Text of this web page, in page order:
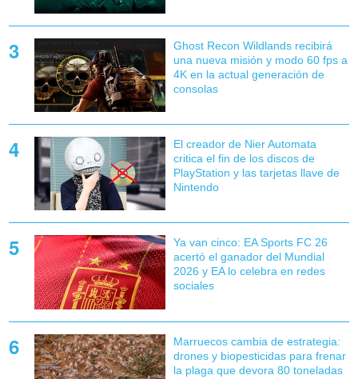
Ghost Recon Wildlands recibirá
una nueva misión y modo 60 fps a
4K en la actual generación de
consolas
El creador de Nier Automata
critica el fin de los discos de
PlayStation y las tarjetas llave de
Nintendo
Ya van cinco: EA Sports FC 26
acertó el ganador del Mundial
2026 y EA lo celebra en redes
sociales
Marruecos cambia de estrategia:
drones y biopesticidas para frenar
la plaga que devora 80 toneladas